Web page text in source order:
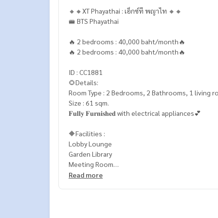
🔸🔸XT Phayathai : เอ็กซ์ที พญาไท 🔸🔸
🚝 BTS Phayathai
🔥 2 bedrooms : 40,000 baht/month🔥
🔥 2 bedrooms : 40,000 baht/month🔥
ID : CC1881
🌻Details:
Room Type : 2 Bedrooms, 2 Bathrooms, 1 living
Size : 61 sqm.
𝐅𝐮𝐥𝐥𝐲 𝐅𝐮𝐫𝐧𝐢𝐬𝐡𝐞𝐝 with electrical appliances💕
🔶Facilities :
Lobby Lounge
Garden Library
Meeting Room
Living Room
Read more